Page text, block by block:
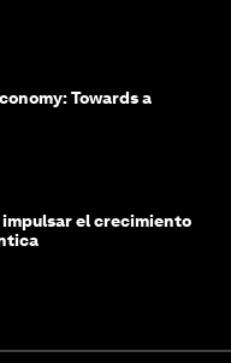
Towards a
el crecimiento